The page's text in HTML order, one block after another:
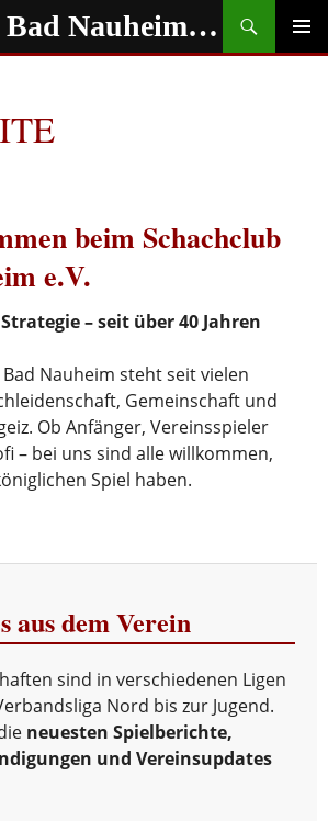
Schachclub Bad Nauheim e.V.
beim Schachclub
e.V.
– seit über 40 Jahren
Nauheim steht seit vielen
Gemeinschaft und
Ob Anfänger, Vereinsspieler
– bei uns sind alle willkommen,
Spiel haben.
aus dem Verein
sind in verschiedenen Ligen
Nord bis zur Jugend.
neuesten Spielberichte,
und Vereinsupdates